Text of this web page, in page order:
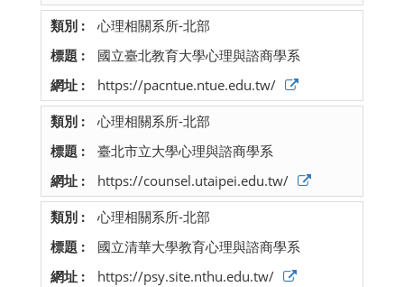
心理相關系所-北部
國立臺北教育大學心理與諮商學系
https://pacntue.ntue.edu.tw/
心理相關系所-北部
臺北市立大學心理與諮商學系
https://counsel.utaipei.edu.tw/
心理相關系所-北部
國立清華大學教育心理與諮商學系
https://psy.site.nthu.edu.tw/